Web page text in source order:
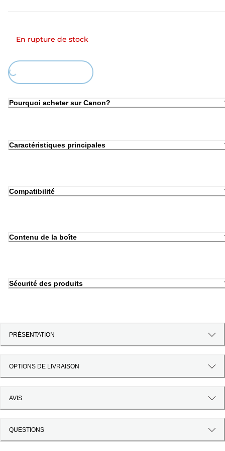
En rupture de stock
Pourquoi acheter sur Canon?
Caractéristiques principales
Compatibilité
Contenu de la boîte
Sécurité des produits
PRÉSENTATION
OPTIONS DE LIVRAISON
AVIS
QUESTIONS